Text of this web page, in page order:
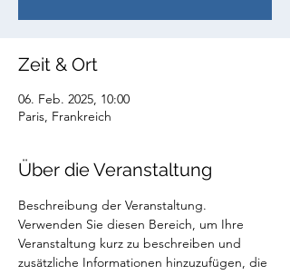
Zeit & Ort
06. Feb. 2025, 10:00
Paris, Frankreich
Über die Veranstaltung
Beschreibung der Veranstaltung.
Verwenden Sie diesen Bereich, um Ihre
Veranstaltung kurz zu beschreiben und
zusätzliche Informationen hinzuzufügen, die